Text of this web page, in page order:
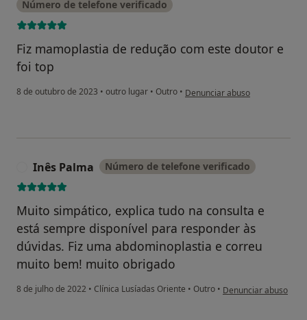
Número de telefone verificado
Fiz mamoplastia de redução com este doutor e
foi top
8 de outubro de 2023 • outro lugar • Outro • na opinião do utilizador
Denunciar abuso
Inês Palma Número de telefone verificado
Muito simpático, explica tudo na consulta e
está sempre disponível para responder às
dúvidas. Fiz uma abdominoplastia e correu
muito bem! muito obrigado
8 de julho de 2022 • Clínica Lusíadas Oriente • Outro • na opinião do
Denunciar abuso